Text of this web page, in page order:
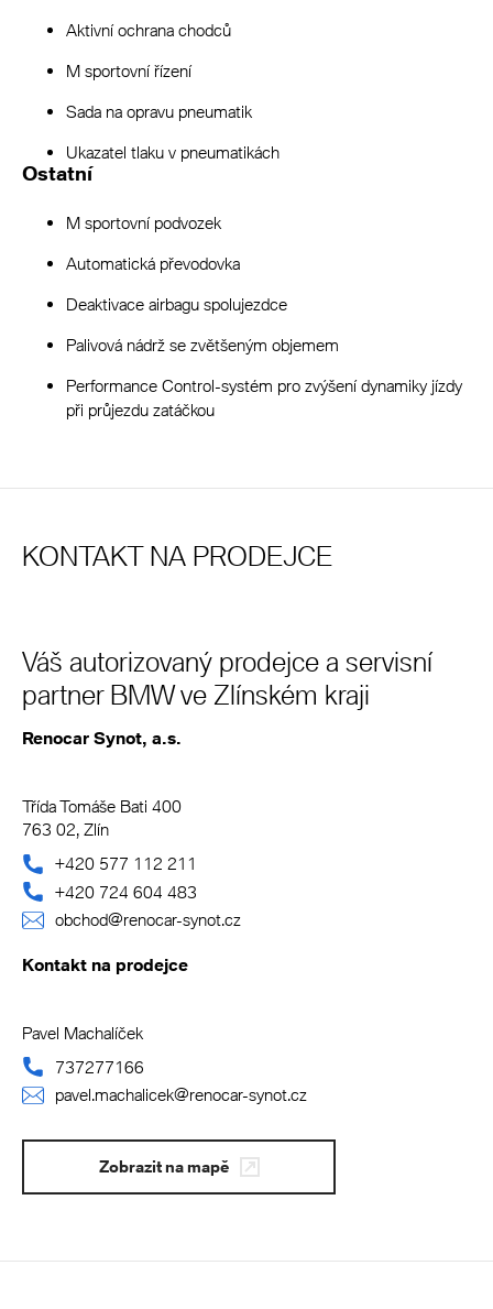
Aktivní ochrana chodců
M sportovní řízení
Sada na opravu pneumatik
Ukazatel tlaku v pneumatikách
Ostatní
M sportovní podvozek
Automatická převodovka
Deaktivace airbagu spolujezdce
Palivová nádrž se zvětšeným objemem
Performance Control-systém pro zvýšení dynamiky jízdy
při průjezdu zatáčkou
KONTAKT NA PRODEJCE
Váš autorizovaný prodejce a servisní
partner BMW ve Zlínském kraji
Renocar Synot, a.s.
Třída Tomáše Bati 400
763 02, Zlín
+420 577 112 211
+420 724 604 483
obchod@renocar-synot.cz
Kontakt na prodejce
Pavel Machalíček
737277166
pavel.machalicek@renocar-synot.cz
Zobrazit na mapě